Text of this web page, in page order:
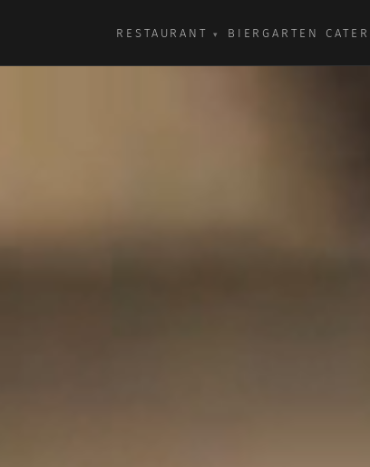
RESTAURANT ▾ BIERGARTEN